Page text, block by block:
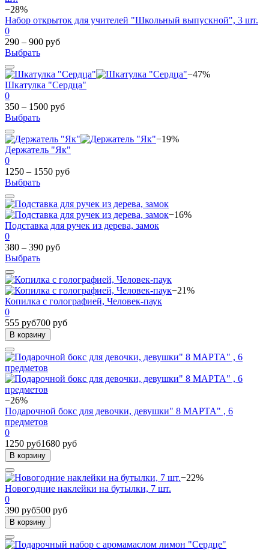
−28%
Набор открыток для учителей "Школьный выпускной", 3 шт.
0
290 – 900 руб
Выбрать
−47%
Шкатулка "Сердца"
0
350 – 1500 руб
Выбрать
−19%
Держатель "Як"
0
1250 – 1550 руб
Выбрать
−16%
Подставка для ручек из дерева, замок
0
380 – 390 руб
Выбрать
−21%
Копилка с голографией, Человек-паук
0
555 руб700 руб
В корзину
−26%
Подарочной бокс для девочки, девушки" 8 МАРТА" , 6
предметов
0
1250 руб1680 руб
В корзину
−22%
Новогодние наклейки на бутылки, 7 шт.
0
390 руб500 руб
В корзину